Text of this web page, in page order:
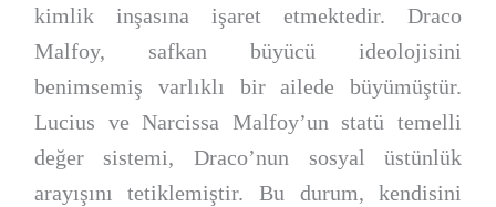
kimlik inşasına işaret etmektedir. Draco
Malfoy, safkan büyücü ideolojisini
benimsemiş varlıklı bir ailede büyümüştür.
Lucius ve Narcissa Malfoy’un statü temelli
değer sistemi, Draco’nun sosyal üstünlük
arayışını tetiklemiştir. Bu durum, kendisini